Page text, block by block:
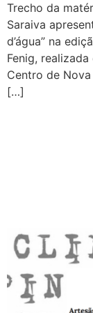
Trecho da
Saraiva
d’água” na
Fenig,
Centro de
[…]